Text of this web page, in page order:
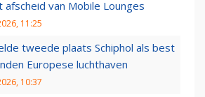
afscheid van Mobile Lounges
11:25
tweede plaats Schiphol als best
Europese luchthaven
10:37